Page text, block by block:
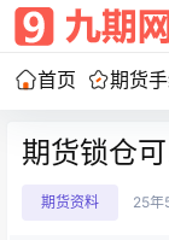
首页 期货
期货锁仓可
期货资料 25年